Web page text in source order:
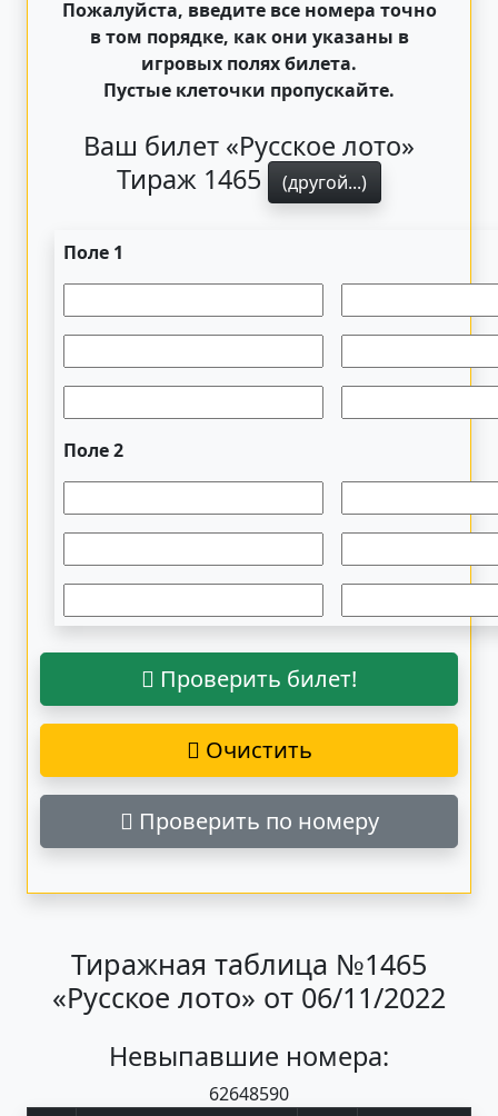
Пожалуйста, введите все номера точно
в том порядке, как они указаны в
игровых полях билета.
Пустые клеточки пропускайте.
Ваш билет «Русское лото»
Тираж 1465
(другой...)
Поле 1
Поле 2
Проверить билет!
Очистить
Проверить по номеру
Тиражная таблица №1465
«Русское лото» от 06/11/2022
Невыпавшие номера:
62648590